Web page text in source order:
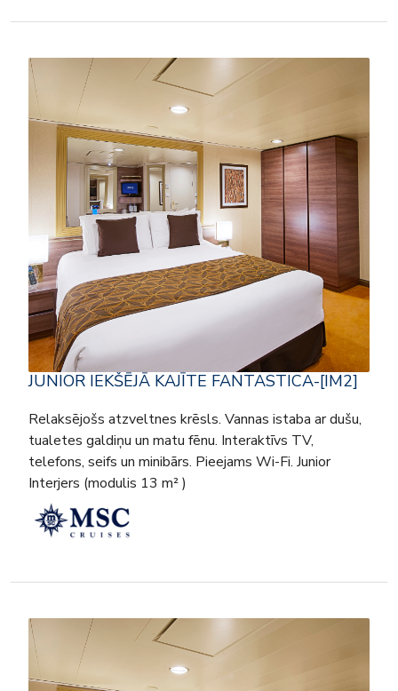
JUNIOR IEKŠĒJĀ KAJĪTE FANTASTICA-[IM2]
Relaksējošs atzveltnes krēsls. Vannas istaba ar dušu,
tualetes galdiņu un matu fēnu. Interaktīvs TV,
telefons, seifs un minibārs. Pieejams Wi-Fi. Junior
Interjers (modulis 13 m² )